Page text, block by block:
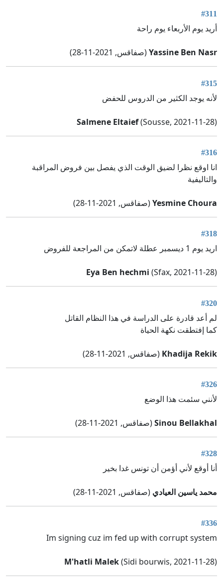
#311
أريد يوم الأربعاء يوم راحة
Yassine Ben Nasr(صفاقس, 2021-11-28)
#315
لأنه يوجد الكثير من الدروس للحفض
Salmene Eltaief(Sousse, 2021-11-28)
#316
انا اوقع نظرا لضيق الوقت الذي يفصل بين فروض المراقبة
والتاليفية
Yesmine Choura(صفاقس, 2021-11-28)
#318
اريد يوم 1 ديسمبر عطلة لاتمكن من المراجعة للفروض
Eya Ben hechmi (Sfax, 2021-11-28)
#320
لم أعد قادرة على الدراسة في هذا النظام القاتل
كما إفتطقت نكهة الحياة
Khadija Rekik (صفاقس, 2021-11-28)
#326
لأنني سئمت هذا الوضع
Sinou Bellakhal(صفاقس, 2021-11-28)
#328
أنا أوقع لأني أؤمن أن تونس غدا بخير
محمد ياسين العيادي (صفاقس, 2021-11-28)
#336
Im signing cuz im fed up with corrupt system
M'hatli Malek(Sidi bourwis, 2021-11-28)